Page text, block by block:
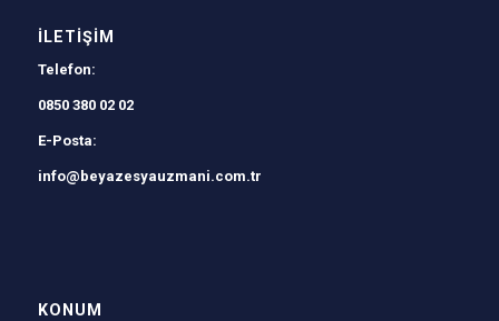
İLETIŞIM
Telefon:
0850 380 02 02
E-Posta:
info@beyazesyauzmani.com.tr
KONUM